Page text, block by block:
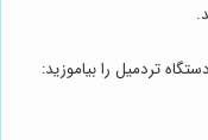
تردمیل را بیاموزید: